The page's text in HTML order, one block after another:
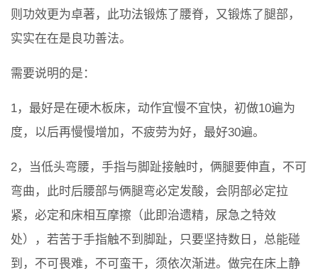
则功效更为卓著，此功法锻炼了腰脊，又锻炼了腿部，
实实在在是良功善法。
需要说明的是：
1，最好是在硬木板床，动作宜慢不宜快，初做10遍为
度，以后再慢慢增加，不疲劳为好，最好30遍。
2，当低头弯腰，手指与脚趾接触时，俩腿要伸直，不可
弯曲，此时后腰部与俩腿弯必定发酸，会阴部必定拉
紧，必定和床相互摩擦（此即治遗精，尿急之特效
处），若苦于手指触不到脚趾，只要坚持数日，总能碰
到，不可畏难，不可蛮干，须依次渐进。做完在床上静